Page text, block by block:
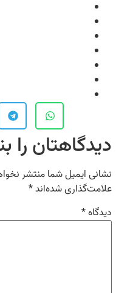
دیدگاهتان را
نشانی ایمیل شما منتشر
علامت‌گذاری شده‌اند*
دیدگاه*